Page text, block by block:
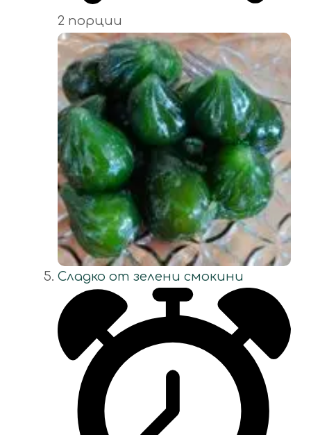
2 порции
Сладко от зелени смокини